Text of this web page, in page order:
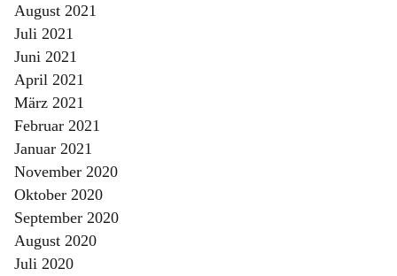
August 2021
Juli 2021
Juni 2021
April 2021
März 2021
Februar 2021
Januar 2021
November 2020
Oktober 2020
September 2020
August 2020
Juli 2020